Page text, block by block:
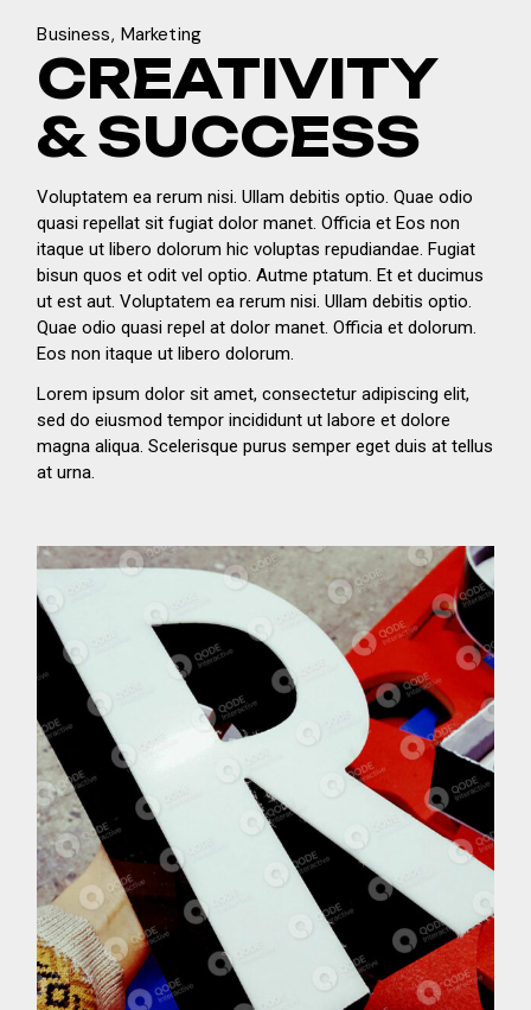
Business Marketing
CREATIVITY
& SUCCESS
Voluptatem ea rerum nisi. Ullam debitis optio. Quae odio
quasi repellat sit fugiat dolor manet. Officia et Eos non
itaque ut libero dolorum hic voluptas repudiandae. Fugiat
bisun quos et odit vel optio. Autme ptatum. Et et ducimus
ut est aut. Voluptatem ea rerum nisi. Ullam debitis optio.
Quae odio quasi repel at dolor manet. Officia et dolorum.
Eos non itaque ut libero dolorum.
Lorem ipsum dolor sit amet, consectetur adipiscing elit,
sed do eiusmod tempor incididunt ut labore et dolore
magna aliqua. Scelerisque purus semper eget duis at tellus
at urna.